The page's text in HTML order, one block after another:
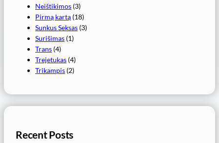
Neištikimos (3)
Pirmą kartą (18)
Sunkus Seksas (3)
Surišimas (1)
Trans (4)
Trejetukas (4)
Trikampis (2)
Recent Posts